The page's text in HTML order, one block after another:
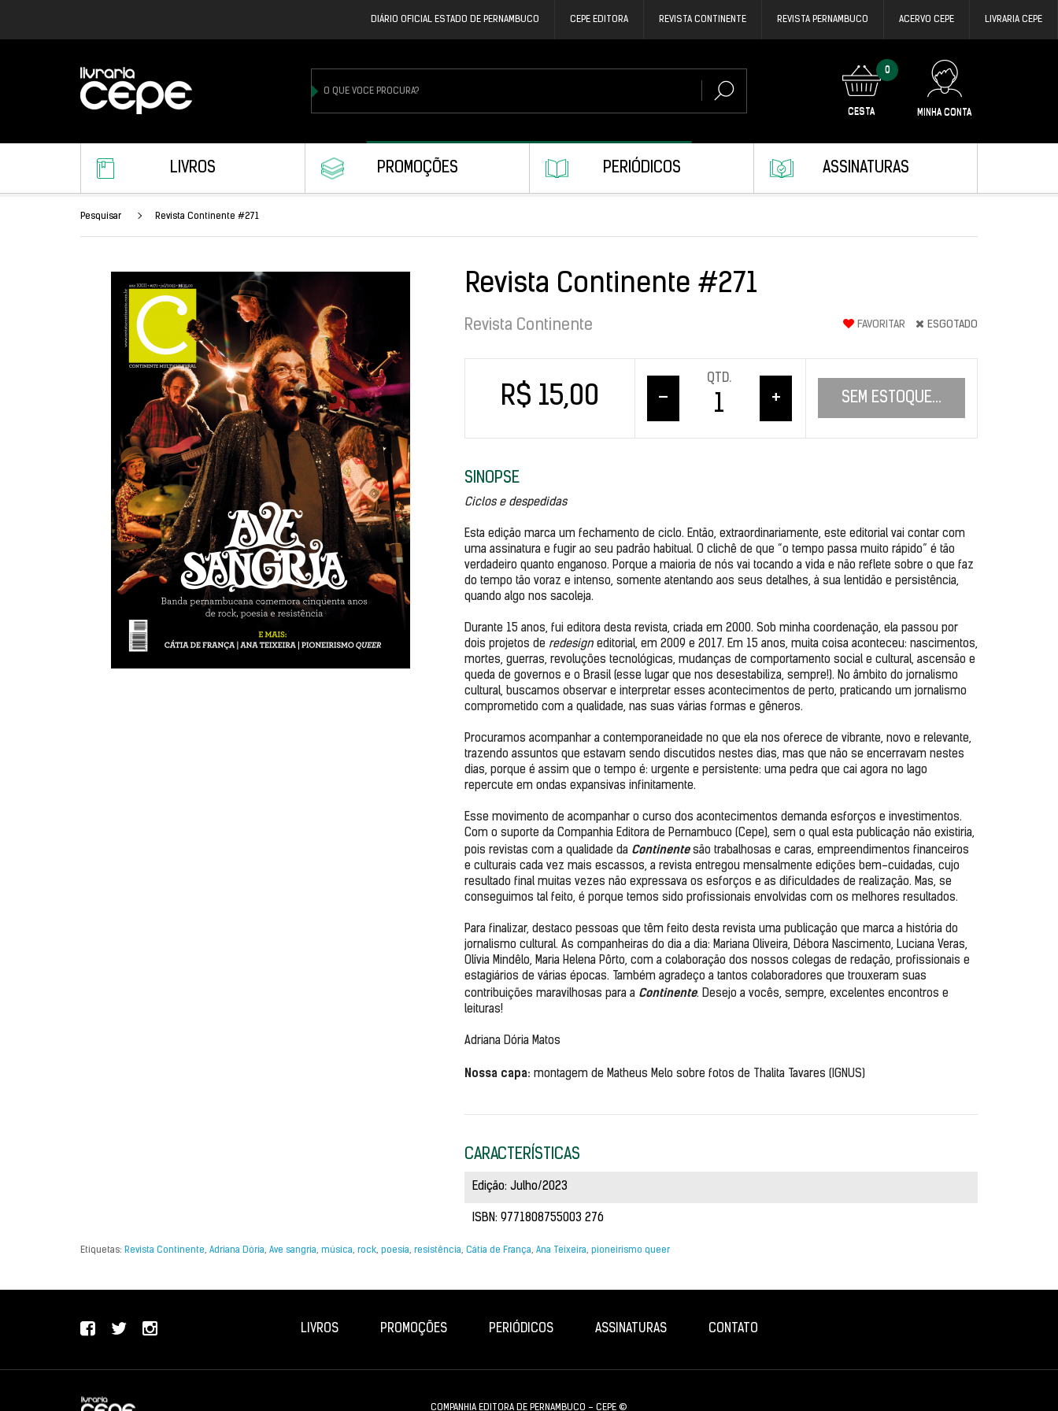
DIÁRIO OFICIAL ESTADO DE PERNAMBUCO CEPE EDITORA REVISTA CONTINENTE REVISTA PERNAMBUCO ACERVO CEPE LIVRARIA CEPE
0
CESTA MINHA CONTA
LIVROS PROMOÇÕES PERIÓDICOS ASSINATURAS
Pesquisar Revista Continente #271
Revista Continente #271
Revista Continente FAVORITAR ESGOTADO
R$ 15,00 –
QTD.
+ SEM ESTOQUE...
SINOPSE
Ciclos e despedidas
Esta edição marca um fechamento de ciclo. Então, extraordinariamente, este editorial vai contar com
uma assinatura e fugir ao seu padrão habitual. O clichê de que “o tempo passa muito rápido” é tão
verdadeiro quanto enganoso. Porque a maioria de nós vai tocando a vida e não reflete sobre o que faz
do tempo tão voraz e intenso, somente atentando aos seus detalhes, à sua lentidão e persistência,
quando algo nos sacoleja.
Durante 15 anos, fui editora desta revista, criada em 2000. Sob minha coordenação, ela passou por
dois projetos de redesign editorial, em 2009 e 2017. Em 15 anos, muita coisa aconteceu: nascimentos,
mortes, guerras, revoluções tecnológicas, mudanças de comportamento social e cultural, ascensão e
queda de governos e o Brasil (esse lugar que nos desestabiliza, sempre!). No âmbito do jornalismo
cultural, buscamos observar e interpretar esses acontecimentos de perto, praticando um jornalismo
comprometido com a qualidade, nas suas várias formas e gêneros.
Procuramos acompanhar a contemporaneidade no que ela nos oferece de vibrante, novo e relevante,
trazendo assuntos que estavam sendo discutidos nestes dias, mas que não se encerravam nestes
dias, porque é assim que o tempo é: urgente e persistente: uma pedra que cai agora no lago
repercute em ondas expansivas infinitamente.
Esse movimento de acompanhar o curso dos acontecimentos demanda esforços e investimentos.
Com o suporte da Companhia Editora de Pernambuco (Cepe), sem o qual esta publicação não existiria,
pois revistas com a qualidade da Continente são trabalhosas e caras, empreendimentos financeiros
e culturais cada vez mais escassos, a revista entregou mensalmente edições bem-cuidadas, cujo
resultado final muitas vezes não expressava os esforços e as dificuldades de realização. Mas, se
conseguimos tal feito, é porque temos sido profissionais envolvidas com os melhores resultados.
Para finalizar, destaco pessoas que têm feito desta revista uma publicação que marca a história do
jornalismo cultural. As companheiras do dia a dia: Mariana Oliveira, Débora Nascimento, Luciana Veras,
Olívia Mindêlo, Maria Helena Pôrto, com a colaboração dos nossos colegas de redação, profissionais e
estagiários de várias épocas. Também agradeço a tantos colaboradores que trouxeram suas
contribuições maravilhosas para a Continente. Desejo a vocês, sempre, excelentes encontros e
leituras!
Adriana Dória Matos
Nossa capa: montagem de Matheus Melo sobre fotos de Thalita Tavares (IGNUS)
CARACTERÍSTICAS
Edição: Julho/2023
ISBN: 9771808755003 276
Etiquetas: Revista Continente, Adriana Dória, Ave sangria, música, rock, poesia, resistência, Cátia de França, Ana Teixeira, pioneirismo queer
LIVROS PROMOÇÕES PERIÓDICOS ASSINATURAS CONTATO
COMPANHIA EDITORA DE PERNAMBUCO - CEPE ©